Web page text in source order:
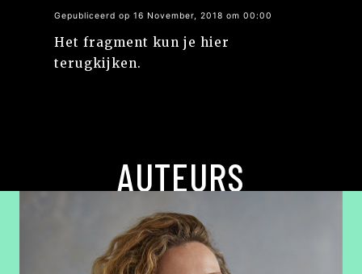
Gepubliceerd op 16 November, 2018 om 00:00
Het fragment kun je hier
terugkijken.
AUTEURS